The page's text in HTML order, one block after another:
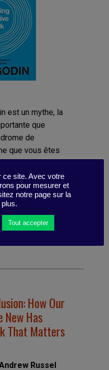
est un mythe, la
que
de
que vous êtes
ce n’est
leurs idées que
Alors
passion (qui
à
How Our
New Has
That Matters
Russel
ce site. Avec votre
pour mesurer et
notre page sur la
Tout accepter